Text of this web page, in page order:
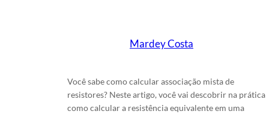
Mardey Costa
Você sabe como calcular associação mista de
resistores? Neste artigo, você vai descobrir na prática
como calcular a resistência equivalente em uma